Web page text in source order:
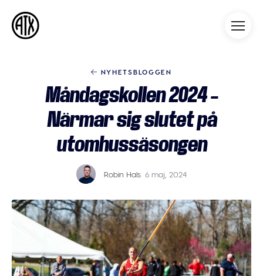
NYHETSBLOGGEN
Måndagskollen 2024 –
Närmar sig slutet på
utomhussäsongen
Robin Hals 6 maj, 2024